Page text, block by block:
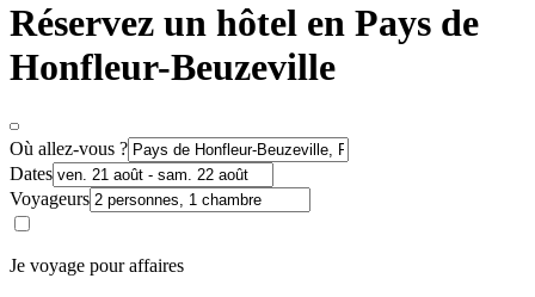
Réservez un hôtel en Pays de
Honfleur-Beuzeville
Où allez-vous ?
Dates
Voyageurs
Je voyage pour affaires